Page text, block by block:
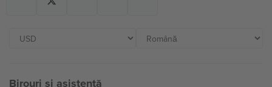
Birouri și asistență